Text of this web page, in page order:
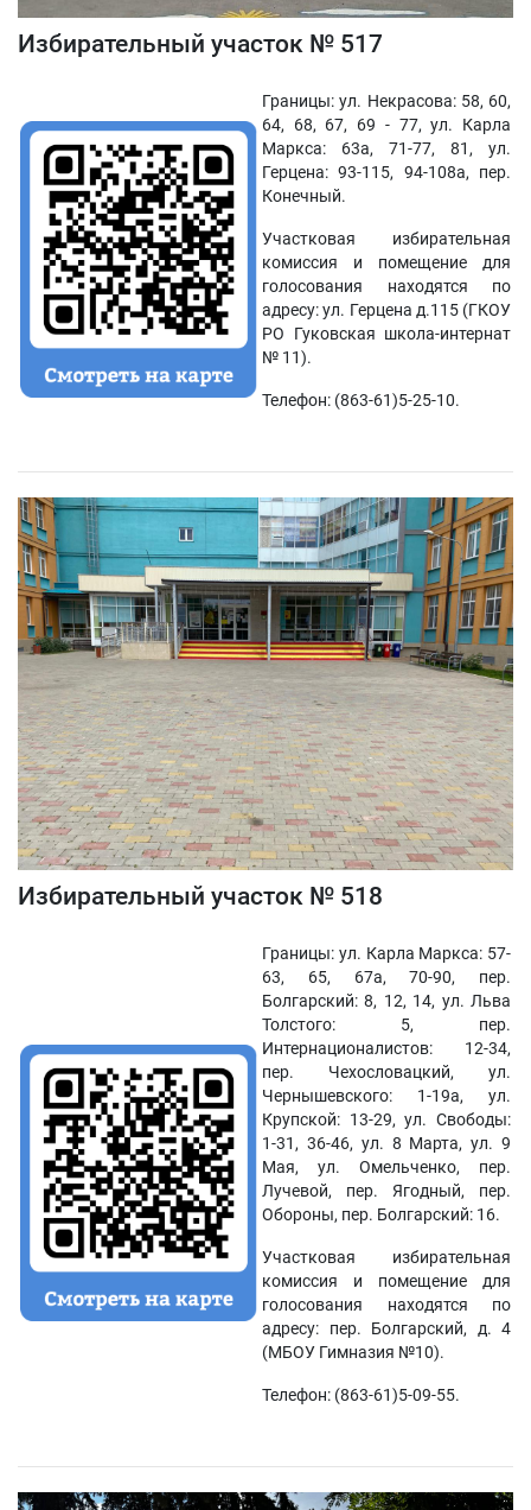
Избирательный участок № 517
Границы: ул. Некрасова: 58, 60,
64, 68, 67, 69 - 77, ул. Карла
Маркса: 63а, 71-77, 81, ул.
Герцена: 93-115, 94-108а, пер.
Конечный.
Участковая избирательная
комиссия и помещение для
голосования находятся по
адресу: ул. Герцена д.115 (ГКОУ
РО Гуковская школа-интернат
№ 11).
Телефон: (863-61)5-25-10.
Избирательный участок № 518
Границы: ул. Карла Маркса: 57-
63, 65, 67а, 70-90, пер.
Болгарский: 8, 12, 14, ул. Льва
Толстого: 5, пер.
Интернационалистов: 12-34,
пер. Чехословацкий, ул.
Чернышевского: 1-19а, ул.
Крупской: 13-29, ул. Свободы:
1-31, 36-46, ул. 8 Марта, ул. 9
Мая, ул. Омельченко, пер.
Лучевой, пер. Ягодный, пер.
Обороны, пер. Болгарский: 16.
Участковая избирательная
комиссия и помещение для
голосования находятся по
адресу: пер. Болгарский, д. 4
(МБОУ Гимназия №10).
Телефон: (863-61)5-09-55.